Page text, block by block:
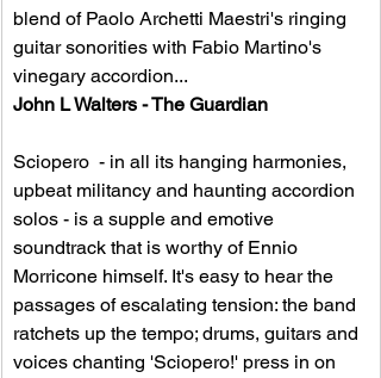
blend of Paolo Archetti Maestri's ringing
guitar sonorities with Fabio Martino's
vinegary accordion...
John L Walters - The Guardian
Sciopero  - in all its hanging harmonies,
upbeat militancy and haunting accordion
solos - is a supple and emotive
soundtrack that is worthy of Ennio
Morricone himself. It's easy to hear the
passages of escalating tension: the band
ratchets up the tempo; drums, guitars and
voices chanting 'Sciopero!' press in on